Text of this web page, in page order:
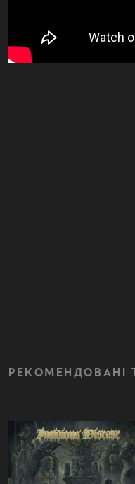
РЕКОМЕНДОВАНІ